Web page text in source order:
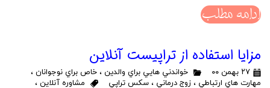
ادامه مطلب
مزایا استفاده از تراپیست آنلاین
۲۷ بهمن ۰۰ خواندني هايي براي والدين ، خاص براي نوجوانان ،
مهارت هاي ارتباطي ، زوج درماني ، سكس تراپي مشاوره آنلاين ،